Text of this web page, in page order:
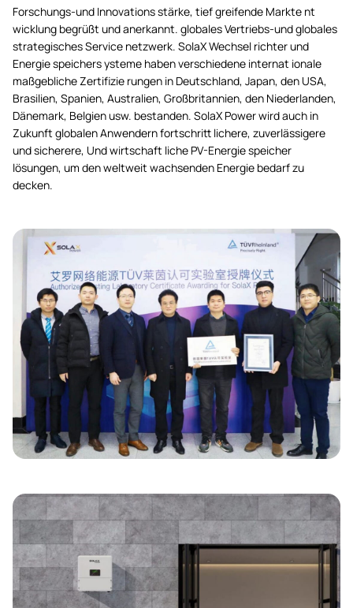
Forschungs-und Innovations stärke, tief greifende Markte nt
wicklung begrüßt und anerkannt. globales Vertriebs-und globales
strategisches Service netzwerk. SolaX Wechsel richter und
Energie speichers ysteme haben verschiedene internat ionale
maßgebliche Zertifizie rungen in Deutschland, Japan, den USA,
Brasilien, Spanien, Australien, Großbritannien, den Niederlanden,
Dänemark, Belgien usw. bestanden. SolaX Power wird auch in
Zukunft globalen Anwendern fortschritt lichere, zuverlässigere
und sicherere, Und wirtschaft liche PV-Energie speicher
lösungen, um den weltweit wachsenden Energie bedarf zu
decken.